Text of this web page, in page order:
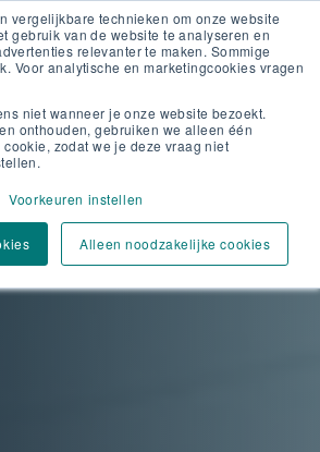
vergelijkbare technieken om onze website
gebruik van de website te analyseren en
relevanter te maken. Sommige
Voor analytische en marketingcookies vragen
niet wanneer je onze website bezoekt.
onthouden, gebruiken we alleen één
zodat we je deze vraag niet
Voorkeuren instellen
Alleen noodzakelijke cookies